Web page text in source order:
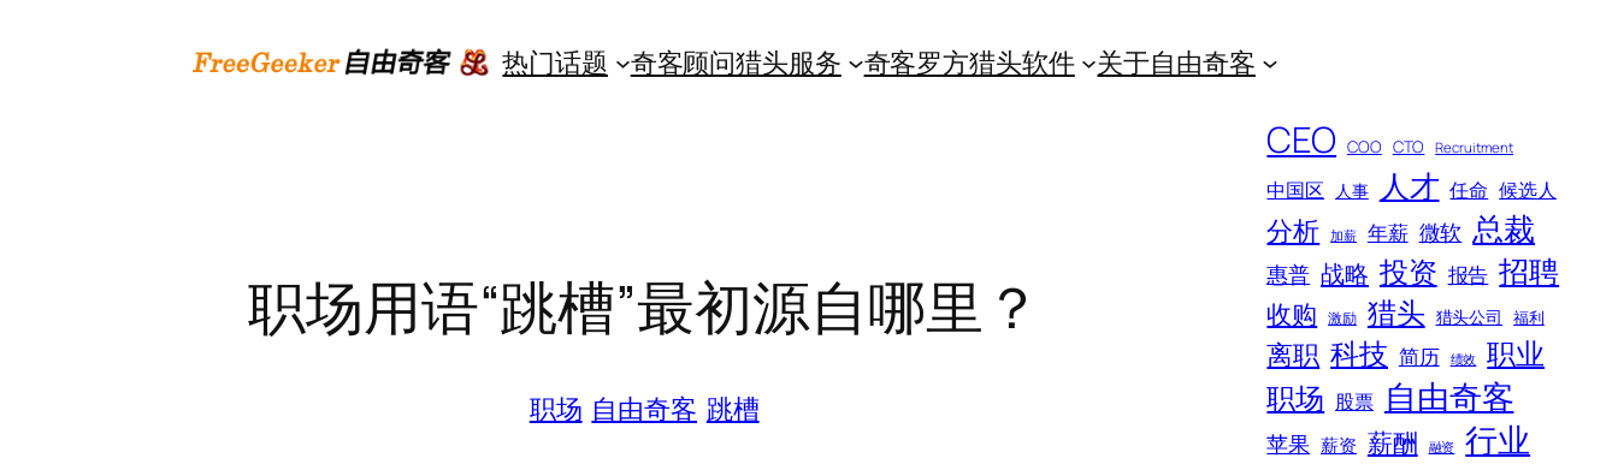
热门话题 奇客顾问猎头服务 奇客罗方猎头软件 关于自由奇客
职场用语“跳槽”最初源自哪里？
职场 自由奇客 跳槽
CEO COO CTO Recruitment
中国区 人事 人才 任命 候选人
分析 加薪 年薪 微软 总裁
惠普 战略 投资 报告 招聘
收购 激励 猎头 猎头公司 福利
离职 科技 简历 绩效 职业
职场 股票 自由奇客
苹果 薪资 薪酬 融资 行业